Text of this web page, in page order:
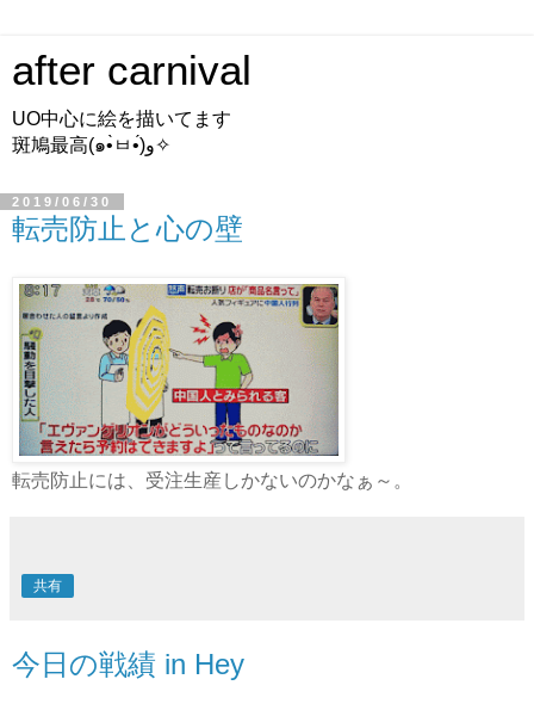
after carnival
UO中心に絵を描いてます
斑鳩最高(๑•̀ㅂ•́)و✧
2019/06/30
転売防止と心の壁
転売防止には、受注生産しかないのかなぁ～。
共有
今日の戦績 in Hey